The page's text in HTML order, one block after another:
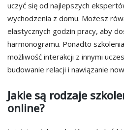
uczyć się od najlepszych
wychodzenia z domu. Możesz
elastycznych godzin pracy, aby
harmonogramu. Ponadto
możliwość interakcji z innymi
budowanie relacji i nawiązanie
Jakie są rodzaje
online?